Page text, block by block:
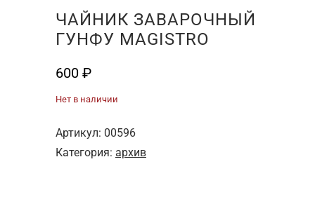
ЧАЙНИК ЗАВАРОЧНЫЙ
ГУНФУ MAGISTRO
600 ₽
Нет в наличии
Артикул: 00596
Категория: архив